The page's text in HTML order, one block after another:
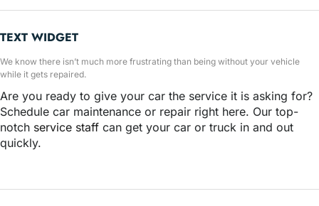
TEXT WIDGET
We know there isn’t much more frustrating than being without your vehicle
while it gets repaired.
Are you ready to give your car the service it is asking for?
Schedule car maintenance or repair right here. Our top-
notch service staff can get your car or truck in and out
quickly.